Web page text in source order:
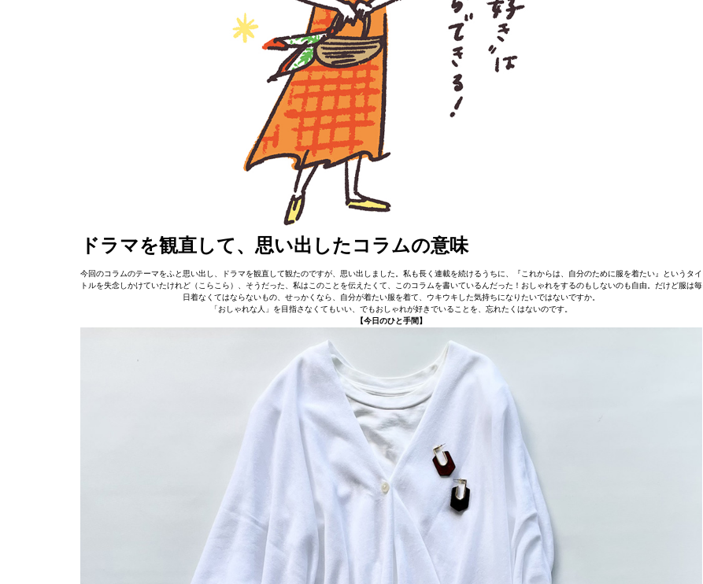
ドラマを観直して、思い出したコラムの意味
今回のコラムのテーマをふと思い出し、ドラマを観直して観たのですが、思い出しました。私も長く連載を続けるうちに、『これからは、自分のために服を着たい』というタイ
トルを失念しかけていたけれど（こらこら）、そうだった、私はこのことを伝えたくて、このコラムを書いているんだった！おしゃれをするのもしないのも自由。だけど服は毎
日着なくてはならないもの、せっかくなら、自分が着たい服を着て、ウキウキした気持ちになりたいではないですか。
「おしゃれな人」を目指さなくてもいい、でもおしゃれが好きでいることを、忘れたくはないのです。
【今日のひと手間】